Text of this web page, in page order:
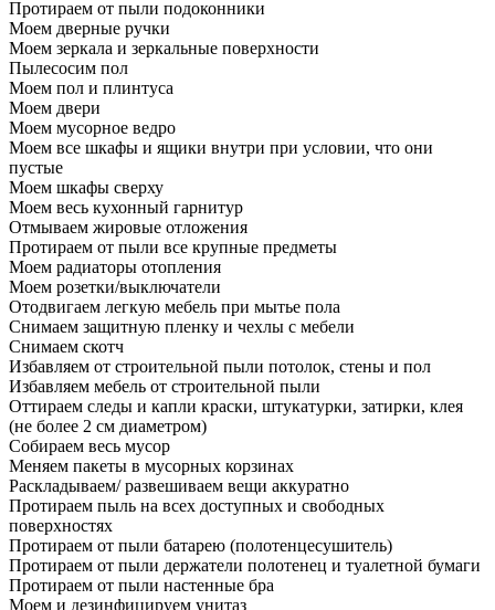
Протираем от пыли подоконники
Моем дверные ручки
Моем зеркала и зеркальные поверхности
Пылесосим пол
Моем пол и плинтуса
Моем двери
Моем мусорное ведро
Моем все шкафы и ящики внутри при условии, что они
пустые
Моем шкафы сверху
Моем весь кухонный гарнитур
Отмываем жировые отложения
Протираем от пыли все крупные предметы
Моем радиаторы отопления
Моем розетки/выключатели
Отодвигаем легкую мебель при мытье пола
Снимаем защитную пленку и чехлы с мебели
Снимаем скотч
Избавляем от строительной пыли потолок, стены и пол
Избавляем мебель от строительной пыли
Оттираем следы и капли краски, штукатурки, затирки, клея
(не более 2 см диаметром)
Собираем весь мусор
Меняем пакеты в мусорных корзинах
Раскладываем/ развешиваем вещи аккуратно
Протираем пыль на всех доступных и свободных
поверхностях
Протираем от пыли батарею (полотенцесушитель)
Протираем от пыли держатели полотенец и туалетной бумаги
Протираем от пыли настенные бра
Моем и дезинфицируем унитаз